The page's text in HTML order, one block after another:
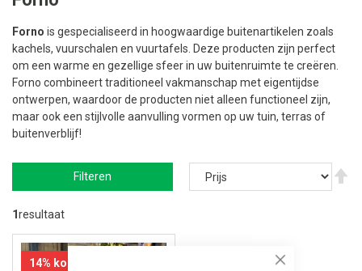
Forno is gespecialiseerd in hoogwaardige buitenartikelen zoals
kachels, vuurschalen en vuurtafels. Deze producten zijn perfect
om een warme en gezellige sfeer in uw buitenruimte te creëren.
Forno combineert traditioneel vakmanschap met eigentijdse
ontwerpen, waardoor de producten niet alleen functioneel zijn,
maar ook een stijlvolle aanvulling vormen op uw tuin, terras of
buitenverblijf!
Filteren
1resultaat
14% korting